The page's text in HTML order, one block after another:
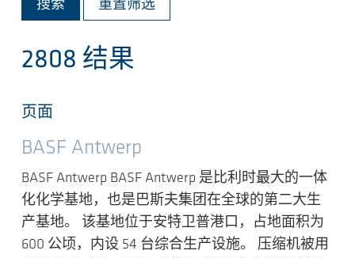
重置筛选
2808 结果
页面
BASF Antwerp
BASF Antwerp BASF Antwerp 是比利时最大的一体
化化学基地，也是巴斯夫集团在全球的第二大生
产基地。 该基地位于安特卫普港口，占地面积为
600 公顷，内设 54 台综合生产设施。 压缩机被用